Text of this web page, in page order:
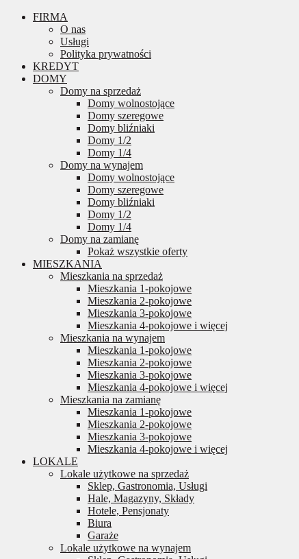
FIRMA
O nas
Usługi
Polityka prywatności
KREDYT
DOMY
Domy na sprzedaż
Domy wolnostojące
Domy szeregowe
Domy bliźniaki
Domy 1/2
Domy 1/4
Domy na wynajem
Domy wolnostojące
Domy szeregowe
Domy bliźniaki
Domy 1/2
Domy 1/4
Domy na zamianę
Pokaż wszystkie oferty
MIESZKANIA
Mieszkania na sprzedaż
Mieszkania 1-pokojowe
Mieszkania 2-pokojowe
Mieszkania 3-pokojowe
Mieszkania 4-pokojowe i więcej
Mieszkania na wynajem
Mieszkania 1-pokojowe
Mieszkania 2-pokojowe
Mieszkania 3-pokojowe
Mieszkania 4-pokojowe i więcej
Mieszkania na zamianę
Mieszkania 1-pokojowe
Mieszkania 2-pokojowe
Mieszkania 3-pokojowe
Mieszkania 4-pokojowe i więcej
LOKALE
Lokale użytkowe na sprzedaż
Sklep, Gastronomia, Usługi
Hale, Magazyny, Składy
Hotele, Pensjonaty
Biura
Garaże
Lokale użytkowe na wynajem